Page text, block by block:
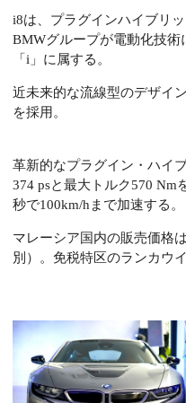
i8は、プラグインハイブリ
BMWグループが電動化技術
「i」に属する。
近未来的な流線型のデザイ
を採用。
革新的なプラグイン・ハイ
374 psと最大トルク570 Nm
秒で100km/hまで加速する。
マレーシア国内の販売価格
別）。免税特区のランカウ